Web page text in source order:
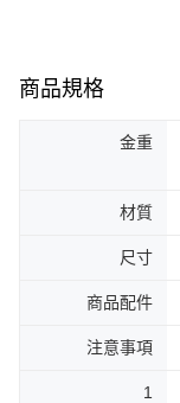
商品規格
金重
材質
尺寸
商品配件
注意事項
1